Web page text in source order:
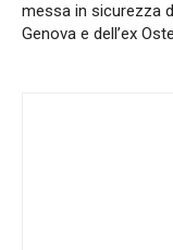
messa in sicurezza
Genova e dell’ex